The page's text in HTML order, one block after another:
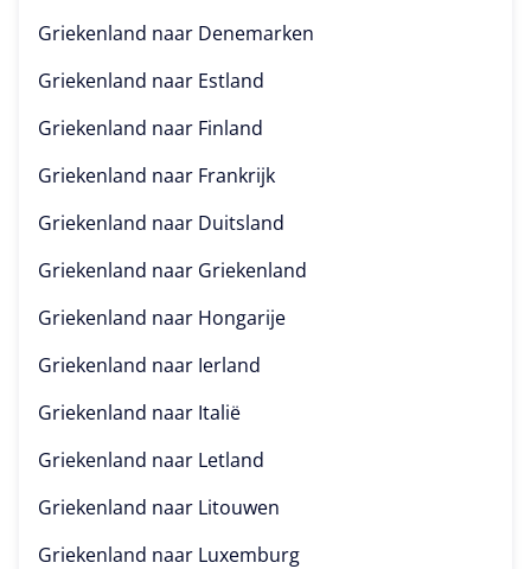
Griekenland naar Denemarken
Griekenland naar Estland
Griekenland naar Finland
Griekenland naar Frankrijk
Griekenland naar Duitsland
Griekenland naar Griekenland
Griekenland naar Hongarije
Griekenland naar Ierland
Griekenland naar Italië
Griekenland naar Letland
Griekenland naar Litouwen
Griekenland naar Luxemburg